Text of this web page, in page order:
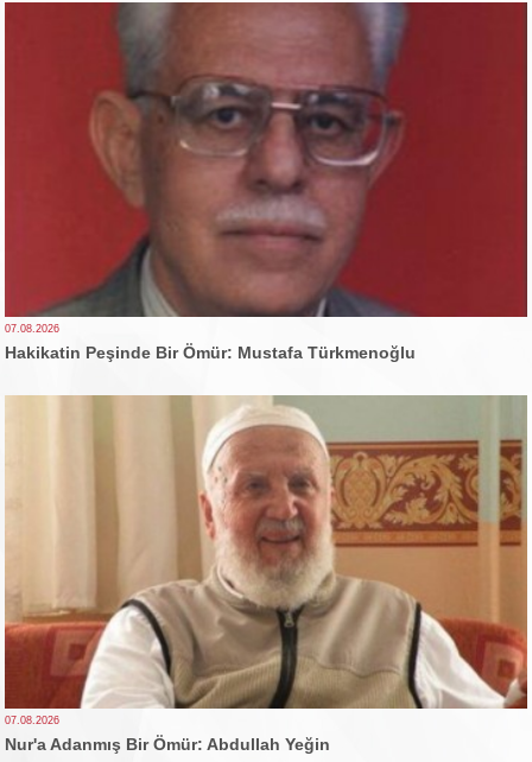
07.08.2026
Hakikatin Peşinde Bir Ömür: Mustafa Türkmenoğlu
07.08.2026
Nur'a Adanmış Bir Ömür: Abdullah Yeğin